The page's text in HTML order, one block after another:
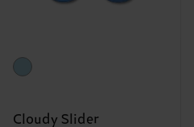
Cloudy Slider